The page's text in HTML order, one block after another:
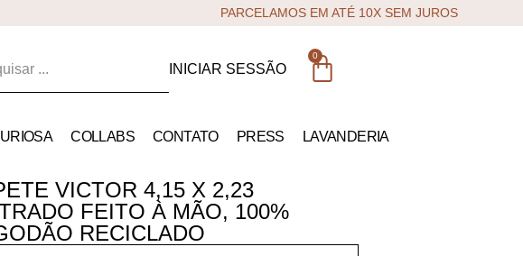
PARCELAMOS EM ATÉ 10X SEM JUROS
INICIAR SESSÃO
0
COLLABS CONTATO PRESS LAVANDERIA
VICTOR 4,15 X 2,23
FEITO À MÃO, 100%
RECICLADO